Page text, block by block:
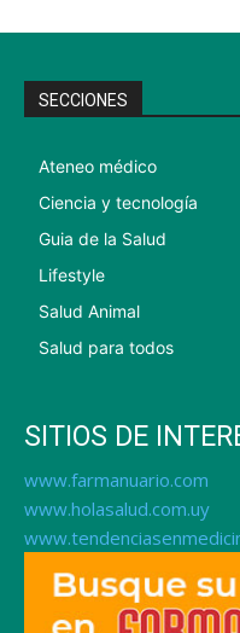
SECCIONES
Ateneo médico
Ciencia y tecnología
Guia de la Salud
Lifestyle
Salud Animal
Salud para todos
SITIOS DE
www.farmanuario.com
www.holasalud.com.uy